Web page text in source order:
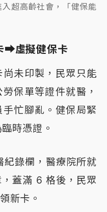
超高齡社會，「健保能
⮕虛擬健保卡
未印製，民眾只能
保單等證件就醫，
忙腳亂。健保局緊
時憑證。
錄欄，醫療院所就
蓋滿 6 格後，民眾
新卡。